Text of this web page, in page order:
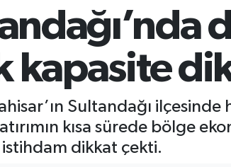
kapasite
Sultandağı
kısa sürede bölge
istihdam dikkat çekti.
Yoğunluk Haritası
ve Fikstür